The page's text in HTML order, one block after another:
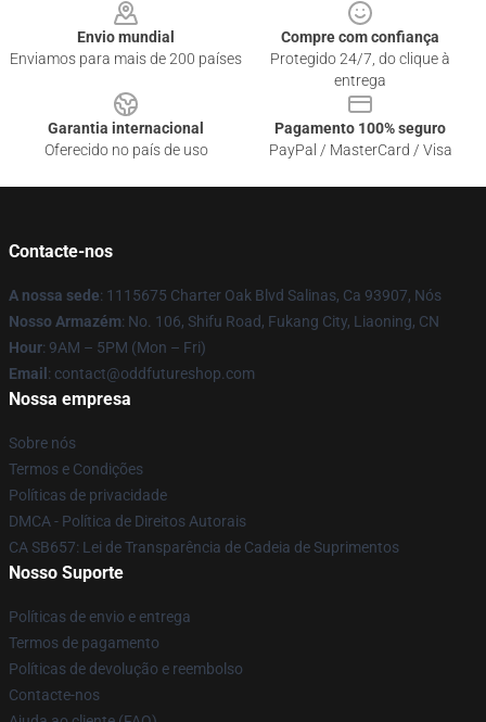
Envio mundial
Enviamos para mais de 200 países
Compre com confiança
Protegido 24/7, do clique à
entrega
Garantia internacional
Oferecido no país de uso
Pagamento 100% seguro
PayPal / MasterCard / Visa
Contacte-nos
A nossa sede: 1115675 Charter Oak Blvd Salinas, Ca 93907, Nós
Nosso Armazém: No. 106, Shifu Road, Fukang City, Liaoning, CN
Hour: 9AM – 5PM (Mon – Fri)
Email : contact@oddfutureshop.com
Nossa empresa
Sobre nós
Termos e Condições
Políticas de privacidade
DMCA - Política de Direitos Autorais
CA SB657: Lei de Transparência de Cadeia de Suprimentos
Nosso Suporte
Políticas de envio e entrega
Termos de pagamento
Políticas de devolução e reembolso
Contacte-nos